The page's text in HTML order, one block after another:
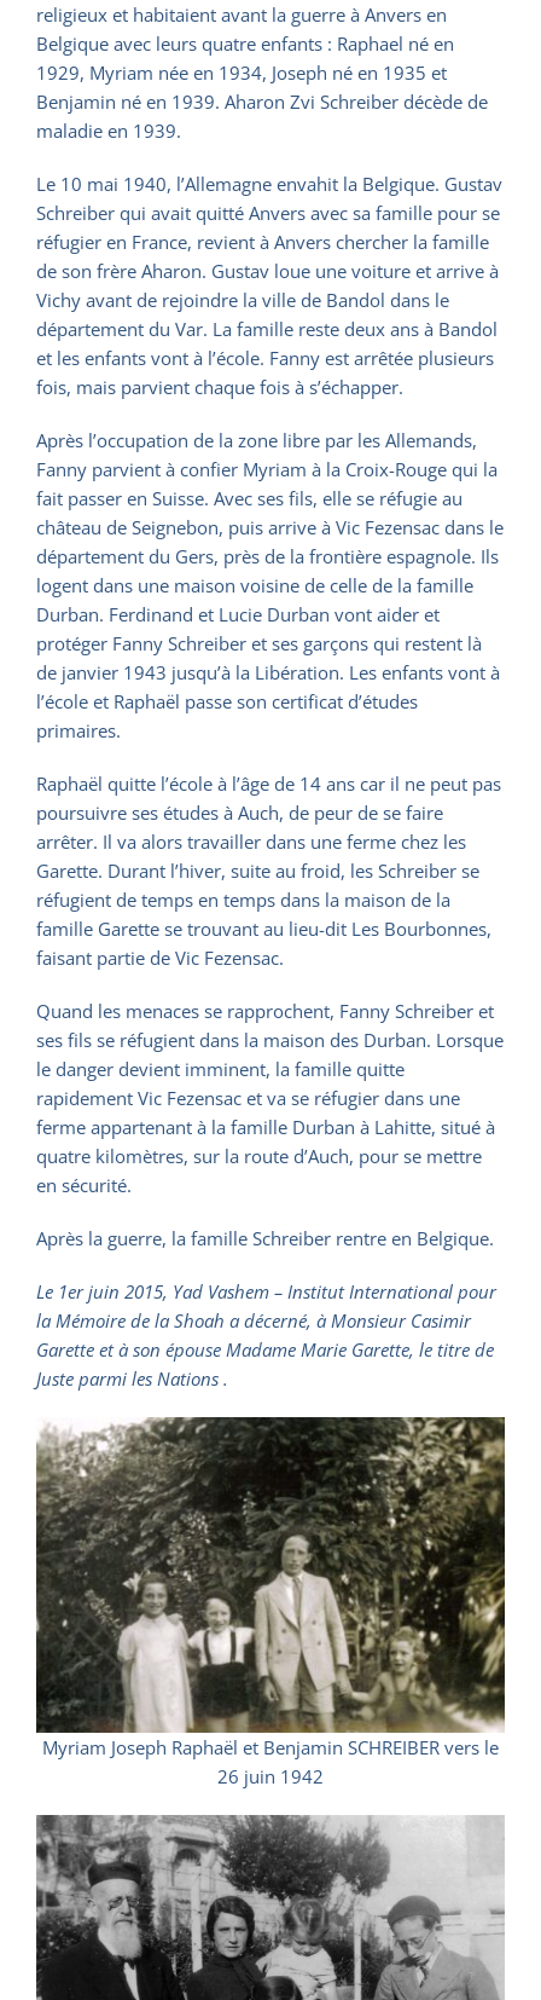
religieux et habitaient avant la guerre à Anvers en
Belgique avec leurs quatre enfants : Raphael né en
1929, Myriam née en 1934, Joseph né en 1935 et
Benjamin né en 1939. Aharon Zvi Schreiber décède de
maladie en 1939.
Le 10 mai 1940, l’Allemagne envahit la Belgique. Gustav
Schreiber qui avait quitté Anvers avec sa famille pour se
réfugier en France, revient à Anvers chercher la famille
de son frère Aharon. Gustav loue une voiture et arrive à
Vichy avant de rejoindre la ville de Bandol dans le
département du Var. La famille reste deux ans à Bandol
et les enfants vont à l’école. Fanny est arrêtée plusieurs
fois, mais parvient chaque fois à s’échapper.
Après l’occupation de la zone libre par les Allemands,
Fanny parvient à confier Myriam à la Croix-Rouge qui la
fait passer en Suisse. Avec ses fils, elle se réfugie au
château de Seignebon, puis arrive à Vic Fezensac dans le
département du Gers, près de la frontière espagnole. Ils
logent dans une maison voisine de celle de la famille
Durban. Ferdinand et Lucie Durban vont aider et
protéger Fanny Schreiber et ses garçons qui restent là
de janvier 1943 jusqu’à la Libération. Les enfants vont à
l’école et Raphaël passe son certificat d’études
primaires.
Raphaël quitte l’école à l’âge de 14 ans car il ne peut pas
poursuivre ses études à Auch, de peur de se faire
arrêter. Il va alors travailler dans une ferme chez les
Garette. Durant l’hiver, suite au froid, les Schreiber se
réfugient de temps en temps dans la maison de la
famille Garette se trouvant au lieu-dit Les Bourbonnes,
faisant partie de Vic Fezensac.
Quand les menaces se rapprochent, Fanny Schreiber et
ses fils se réfugient dans la maison des Durban. Lorsque
le danger devient imminent, la famille quitte
rapidement Vic Fezensac et va se réfugier dans une
ferme appartenant à la famille Durban à Lahitte, situé à
quatre kilomètres, sur la route d’Auch, pour se mettre
en sécurité.
Après la guerre, la famille Schreiber rentre en Belgique.
Le 1er juin 2015, Yad Vashem – Institut International pour
la Mémoire de la Shoah a décerné, à Monsieur Casimir
Garette et à son épouse Madame Marie Garette, le titre de
Juste parmi les Nations .
Myriam Joseph Raphaël et Benjamin SCHREIBER vers le
26 juin 1942